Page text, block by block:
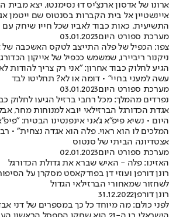
ארונו של אדסון ארנצִ'יס דוּ נסימנטוּ, יצא
איינשטיין אל בית הקברות בסנטוס שם ייטמן
התשיעית, כאות כבוד לאביו שכל חייו שיחק עם הספרה
מערכת ספורט היום03.01.2023
צפו: הכפיל של פלה התייצב לטקס האשכבה של
הגיע לחלוק כבוד אחרון: "אני רק צריך להודות
עשה למעני בחיי" • דומה או לא? תחליטו לבד
מערכת ספורט היום03.01.2023
נפרדים מהמלך: מכל רחבי ברזיל הגיעו לחלוק
אגדת הכדורגל הברזילאי יובא למנוחות מחר,
היום • נשיא פיפ"א ג'אני אינפנטינו הבטיח:
המלכים לו הוא ראוי. פלה הוא אגדה נצחית" •
אצטדיונה הביתי של סנטוס
מערכת ספורט היום02.01.2023
האזינו: פלה - האיש שברא את גדולת הכדורגל
רונן דורפן ועוזי דן בפודקאסט מסקרן על
לשחזור שמאחורי הברזילאי הגדול
רונן דורפן31.12.2022
לפני כולם: מה מיוחד כל כך במספרים של דני